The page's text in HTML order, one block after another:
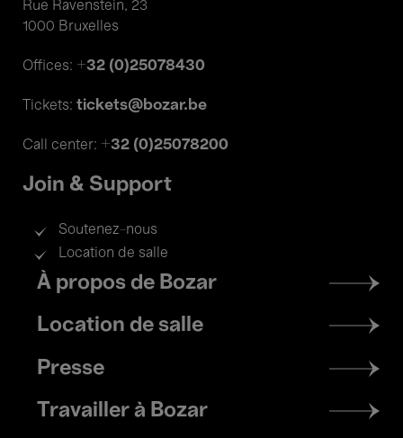
Rue Ravenstein, 23
1000 Bruxelles
Offices: +32 (0)25078430
Tickets: tickets@bozar.be
Call center: +32 (0)25078200
Join & Support
Soutenez-nous
Location de salle
Footer
menu
À propos de Bozar
Location de salle
Presse
Travailler à Bozar